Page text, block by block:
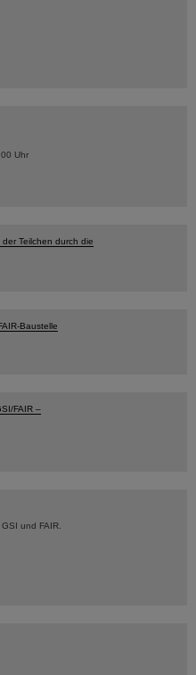
Uhr
der Teilchen durch die
Baustelle
FAIR –
und FAIR.